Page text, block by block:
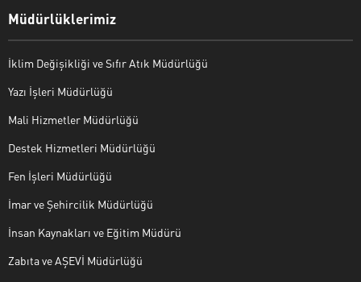
Müdürlüklerimiz
İklim Değişikliği ve Sıfır Atık Müdürlüğü
Yazı İşleri Müdürlüğü
Mali Hizmetler Müdürlüğü
Destek Hizmetleri Müdürlüğü
Fen İşleri Müdürlüğü
İmar ve Şehircilik Müdürlüğü
İnsan Kaynakları ve Eğitim Müdürü
Zabıta ve AŞEVİ Müdürlüğü